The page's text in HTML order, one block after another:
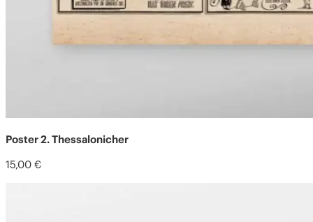
Poster 2. Thessalonicher
15,00 €